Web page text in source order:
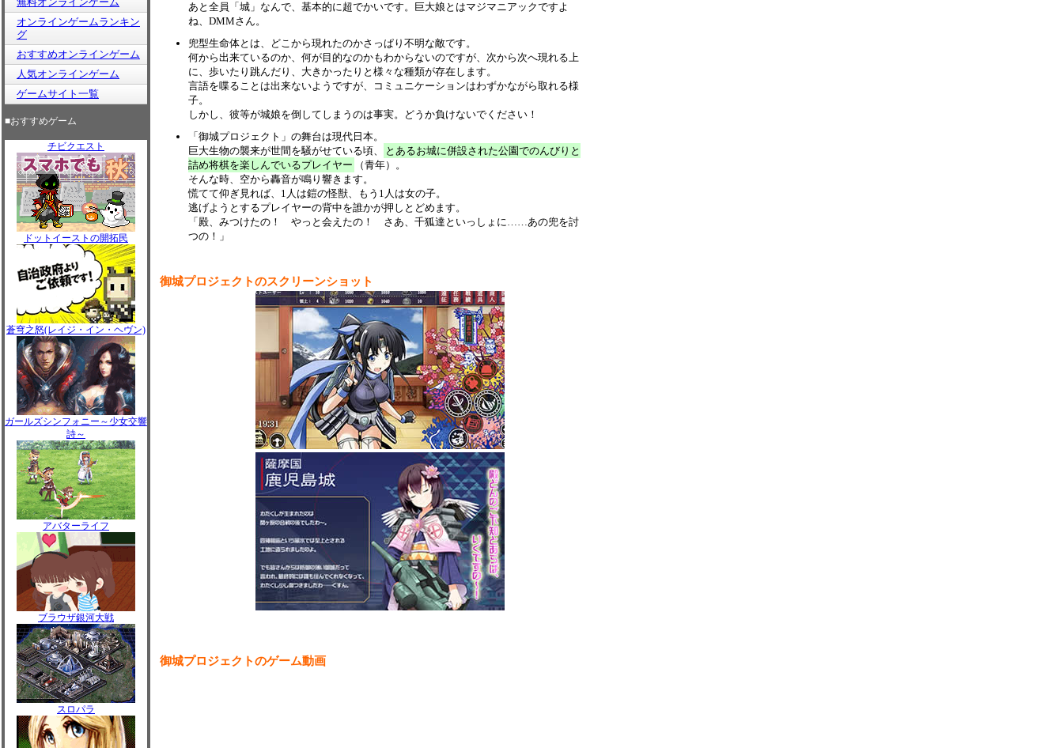
オンラインゲームランキン
グ
おすすめオンラインゲーム
人気オンラインゲーム
ゲームサイト一覧
■おすすめゲーム
チビクエスト
ドットイーストの開拓民
蒼穹之怒(レイジ・イン・ヘヴン)
ガールズシンフォニー～少女交響
詩～
アバターライフ
ブラウザ銀河大戦
スロパラ
あと全員「城」なんで、基本的に超でかいです。巨大娘とはマジマニアックですよ
ね、DMMさん。
兜型生命体とは、どこから現れたのかさっぱり不明な敵です。
何から出来ているのか、何が目的なのかもわからないのですが、次から次へ現れる上
に、歩いたり跳んだり、大きかったりと様々な種類が存在します。
言語を喋ることは出来ないようですが、コミュニケーションはわずかながら取れる様
子。
しかし、彼等が城娘を倒してしまうのは事実。どうか負けないでください！
「御城プロジェクト」の舞台は現代日本。
巨大生物の襲来が世間を騒がせている頃、
とあるお城に併設された公園でのんびりと
詰め将棋を楽しんでいるプレイヤー
（青年）。
そんな時、空から轟音が鳴り響きます。
慌てて仰ぎ見れば、1人は鎧の怪獣、もう1人は女の子。
逃げようとするプレイヤーの背中を誰かが押しとどめます。
「殿、みつけたの！ やっと会えたの！ さあ、千狐達といっしょに……あの兜を討
つの！」
御城プロジェクトのスクリーンショット
御城プロジェクトのゲーム動画